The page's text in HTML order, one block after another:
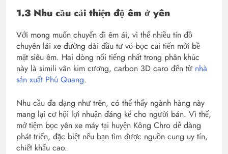
1.3 Nhu cầu cải thiện độ êm ở yên
Với mong muốn chuyến đi êm ái, vì thế nhiều tín đồ
chuyên lái xe đường dài đầu tư vỏ bọc cải tiến mới bề
mặt siêu êm. Hai dòng nổi tiếng nhất trong phân khúc
này là simili vân kim cương, carbon 3D caro đến từ nhà
sản xuất Phú Quang.
Nhu cầu đa dạng như trên, có thể thấy ngành hàng này
mang lại cơ hội lợi nhuận đáng kể cho người bán. Vì thế,
mở tiệm bọc yên xe máy tại huyện Kông Chro dễ dàng
phát triển, đặc biệt nếu bạn tìm được nguồn cung uy tín,
chiết khấu cao.